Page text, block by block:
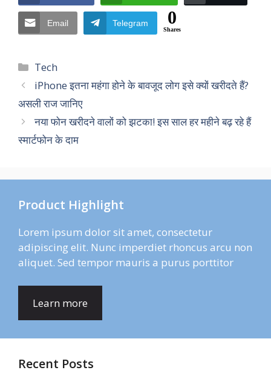
Email Telegram 0
Shares
Categories
Tech
iPhone इतना महंगा होने के बावजूद लोग इसे क्यों खरीदते हैं?
असली राज जानिए
नया फोन खरीदने वालों को झटका! इस साल हर महीने बढ़ रहे हैं
स्मार्टफोन के दाम
Product Highlight
Lorem ipsum dolor sit amet, consectetur
adipiscing elit. Nunc imperdiet rhoncus arcu non
aliquet. Sed tempor mauris a purus porttitor
Learn more
Recent Posts